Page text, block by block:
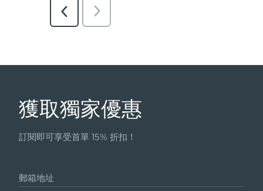
獲取獨家優惠
訂閱即可享受首單 15% 折扣！
郵箱地址